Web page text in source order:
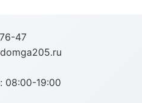
47
08:00-19:00